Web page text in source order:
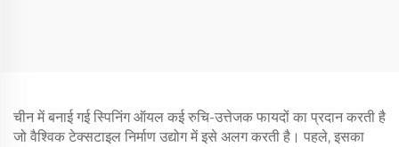
चीन में बनाई गई स्पिनिंग ऑयल कई रुचि-उत्तेजक फायदों का प्रदान करती है
जो वैश्विक टेक्सटाइल निर्माण उद्योग में इसे अलग करती है। पहले, इसका